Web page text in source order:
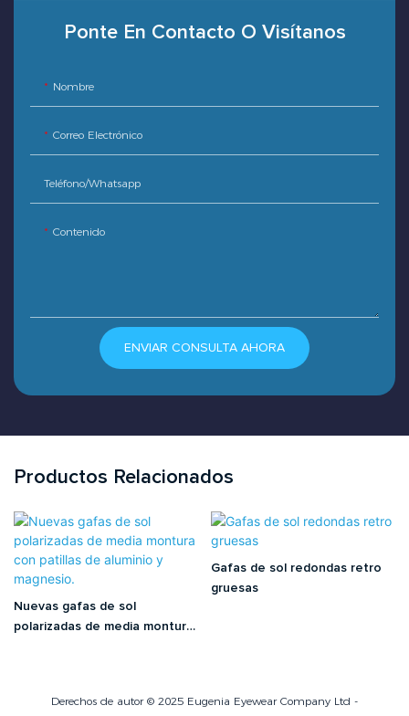
Ponte En Contacto O Visítanos
Nombre
Correo Electrónico
Teléfono/whatsapp
Contenido
ENVIAR CONSULTA AHORA
Productos Relacionados
Nuevas gafas de sol
polarizadas de media montura
Gafas de sol redondas retro
gruesas
Derechos de autor © 2025 Eugenia Eyewear Company Ltd -